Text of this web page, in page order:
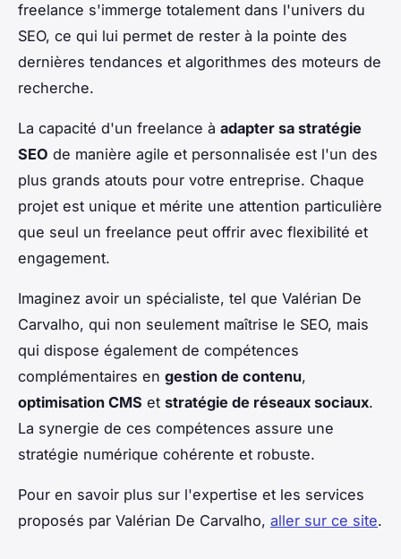
freelance s'immerge totalement dans l'univers du
SEO, ce qui lui permet de rester à la pointe des
dernières tendances et algorithmes des moteurs de
recherche.
La capacité d'un freelance à adapter sa stratégie
SEO de manière agile et personnalisée est l'un des
plus grands atouts pour votre entreprise. Chaque
projet est unique et mérite une attention particulière
que seul un freelance peut offrir avec flexibilité et
engagement.
Imaginez avoir un spécialiste, tel que Valérian De
Carvalho, qui non seulement maîtrise le SEO, mais
qui dispose également de compétences
complémentaires en gestion de contenu,
optimisation CMS et stratégie de réseaux sociaux.
La synergie de ces compétences assure une
stratégie numérique cohérente et robuste.
Pour en savoir plus sur l'expertise et les services
proposés par Valérian De Carvalho, aller sur ce site.